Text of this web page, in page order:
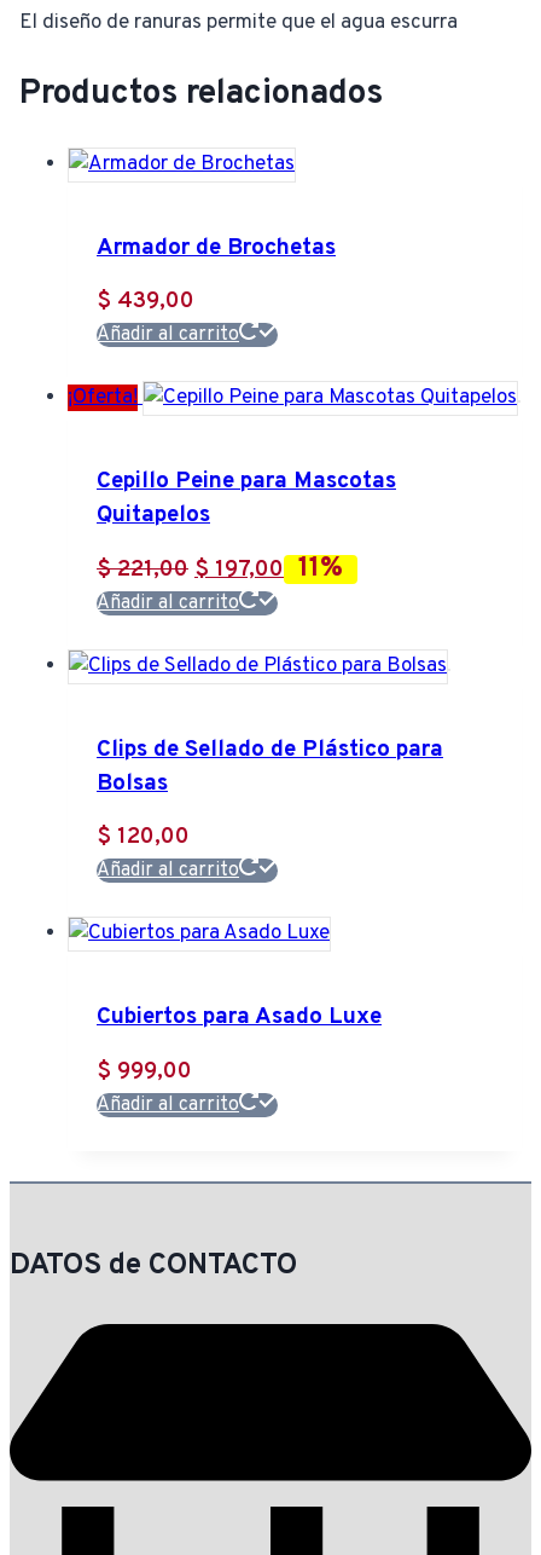
El diseño de ranuras permite que el agua escurra
Productos relacionados
Armador de Brochetas
$ 439,00
Añadir al carrito
¡Oferta!
Cepillo Peine para Mascotas
Quitapelos
$221,00 El
precio
era:
$197,00El
es:
11%
Añadir al carrito
Clips de Sellado de Plástico para
Bolsas
$ 120,00
Añadir al carrito
Cubiertos para Asado Luxe
$ 999,00
Añadir al carrito
DATOS de CONTACTO